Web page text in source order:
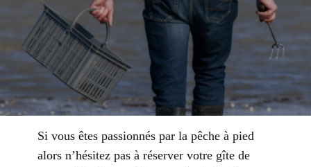
Si vous êtes passionnés par la pêche à pied
alors n’hésitez pas à réserver votre gîte de